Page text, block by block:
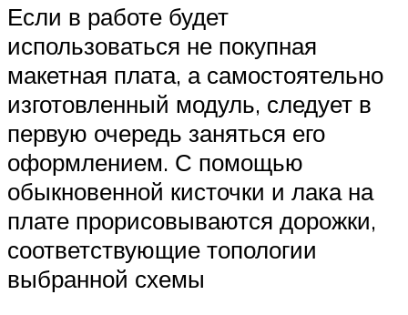
Если в работе будет
использоваться не покупная
макетная плата, а самостоятельно
изготовленный модуль, следует в
первую очередь заняться его
оформлением. С помощью
обыкновенной кисточки и лака на
плате прорисовываются дорожки,
соответствующие топологии
выбранной схемы